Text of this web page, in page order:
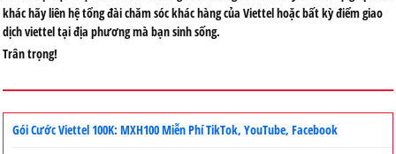
khác hãy liên hệ tổng đài chăm sóc khác hàng của Viettel hoặc bất kỳ điểm giao
dịch viettel tại địa phương mà bạn sinh sống.
Trân trọng!
Gói Cước Viettel 100K: MXH100 Miễn Phí TikTok, YouTube, Facebook